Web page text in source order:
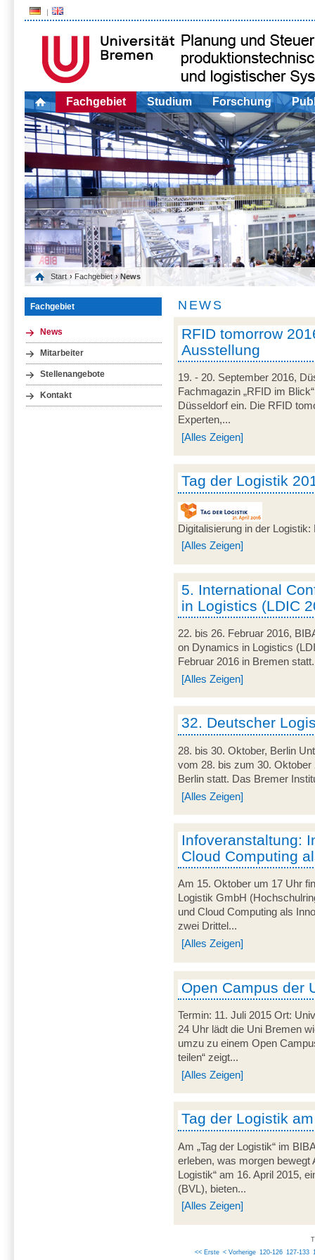
Fachgebiet Studium Forschung
Start › Fachgebiet › News
Fachgebiet
News
Mitarbeiter
Stellenangebote
Kontakt
NEWS
RFID tomorrow
Ausstellung
19. - 20. September 2016,
Fachmagazin „RFID im
Düsseldorf ein. Die RFID
Experten,...
[Alles Zeigen]
Tag der Logistik
Digitalisierung in der
[Alles Zeigen]
5. International
in Logistics (LDIC
22. bis 26. Februar 2016,
on Dynamics in Logistics
Februar 2016 in Bremen
[Alles Zeigen]
32. Deutscher
28. bis 30. Oktober, Berlin
vom 28. bis zum 30.
Berlin statt. Das Bremer
[Alles Zeigen]
Infoveranstaltung:
Cloud Computing
Am 15. Oktober um 17 Uhr
Logistik GmbH
und Cloud Computing als
zwei Drittel...
[Alles Zeigen]
Open Campus der
Termin: 11. Juli 2015 Ort:
24 Uhr lädt die Uni Bremen
umzu zu einem Open
teilen“ zeigt...
[Alles Zeigen]
Tag der Logistik
Am „Tag der Logistik“ im
erleben, was morgen bewegt
Logistik“ am 16. April 2015,
(BVL), bieten...
[Alles Zeigen]
<< Erste < Vorherige 120-126 127-133